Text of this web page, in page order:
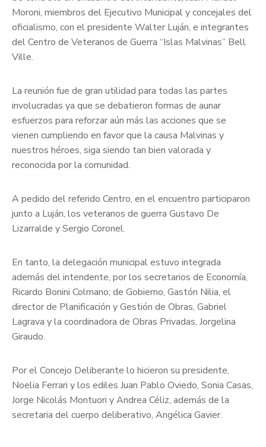
Moroni, miembros del Ejecutivo Municipal y concejales del
oficialismo, con el presidente Walter Luján, e integrantes
del Centro de Veteranos de Guerra “Islas Malvinas” Bell
Ville.
La reunión fue de gran utilidad para todas las partes
involucradas ya que se debatieron formas de aunar
esfuerzos para reforzar aún más las acciones que se
vienen cumpliendo en favor que la causa Malvinas y
nuestros héroes, siga siendo tan bien valorada y
reconocida por la comunidad.
A pedido del referido Centro, en el encuentro participaron
junto a Luján, los veteranos de guerra Gustavo De
Lizarralde y Sergio Coronel.
En tanto, la delegación municipal estuvo integrada
además del intendente, por los secretarios de Economía,
Ricardo Bonini Colmano; de Gobierno, Gastón Nilia, el
director de Planificación y Gestión de Obras, Gabriel
Lagrava y la coordinadora de Obras Privadas, Jorgelina
Giraudo.
Por el Concejo Deliberante lo hicieron su presidente,
Noelia Ferrari y los ediles Juan Pablo Oviedo, Sonia Casas,
Jorge Nicolás Montuori y Andrea Céliz, además de la
secretaria del cuerpo deliberativo, Angélica Gavier.